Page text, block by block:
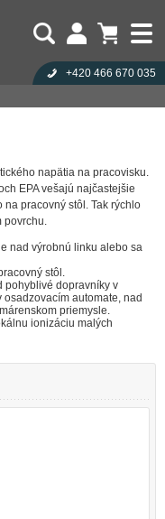
napätia na pracovisku.
EPA vešajú najčastejšie
pracovný stôl. Tak rýchlo
nad výrobnú linku alebo sa
stôl.
pohyblivé dopravníky v
automate, nad
priemysle.
ionizáciu malých
+420 466 670 035